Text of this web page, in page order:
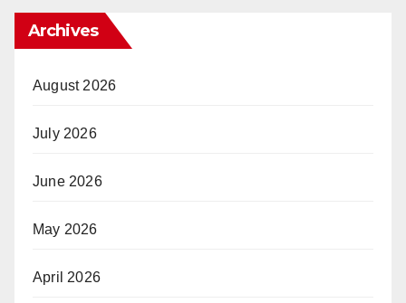
Archives
August 2026
July 2026
June 2026
May 2026
April 2026